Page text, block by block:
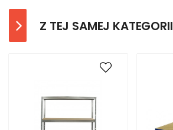
Z TEJ SAMEJ KATEGORII